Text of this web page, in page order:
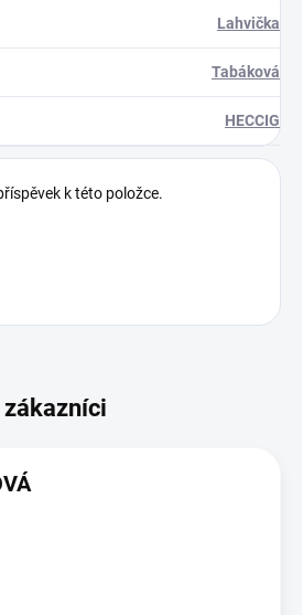
Lahvička
Tabáková
HECCIG
k této položce.